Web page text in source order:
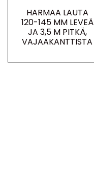
HARMAA LAUTA
120-145 MM LEVEÄ
JA 3,5 M PITKÄ,
VAJAAKANTTISTA